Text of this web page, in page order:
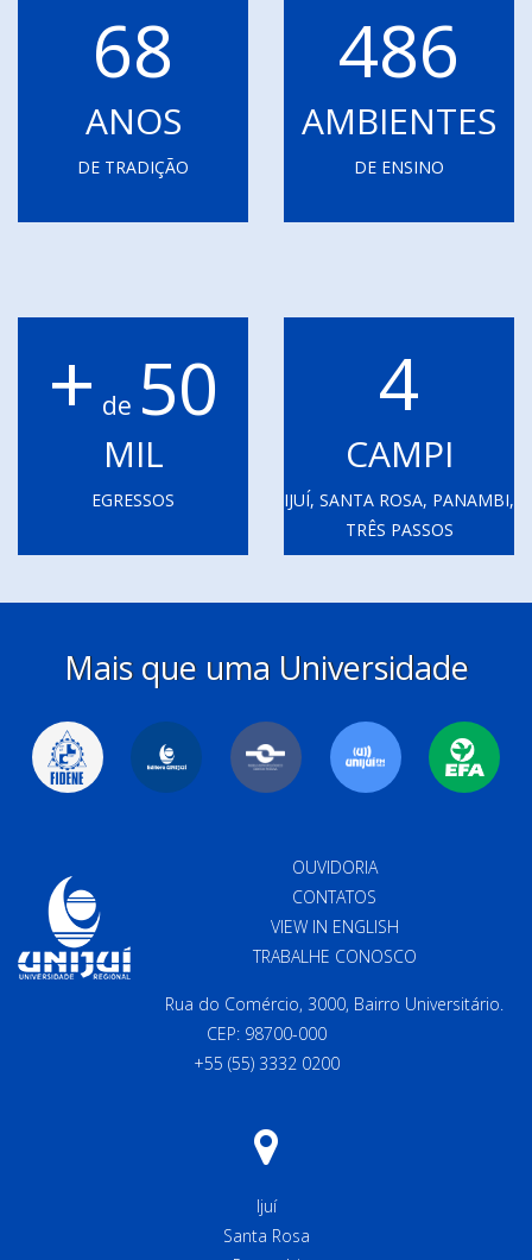
68
ANOS
DE TRADIÇÃO
486
AMBIENTES
DE ENSINO
+ de 50
MIL
EGRESSOS
4
CAMPI
IJUÍ, SANTA ROSA, PANAMBI,
TRÊS PASSOS
Mais que uma Universidade
OUVIDORIA
CONTATOS
VIEW IN ENGLISH
TRABALHE CONOSCO
Rua do Comércio, 3000, Bairro Universitário.
CEP: 98700-000
+55 (55) 3332 0200
Ijuí
Santa Rosa